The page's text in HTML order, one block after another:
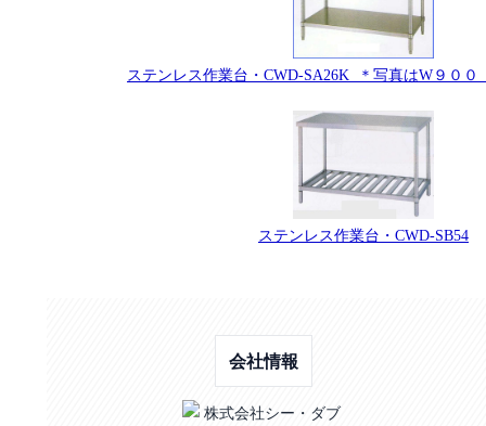
ステンレス作業台・CWD-SA26K ＊写真はW９００
ステンレス作業台・CWD-SB54
会社情報